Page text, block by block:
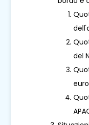
del